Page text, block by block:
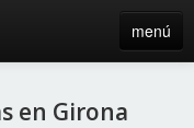
menú
en Girona